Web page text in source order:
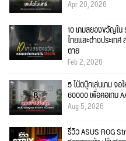
Apr 20, 2026
10 เกมสยองขวัญใน
ไทยและต่างประเท
ตาย
Feb 2, 2026
5 โน้ตบุ๊กเล่นเกม จ
60000 เพื่อคอเกม
Aug 5, 2026
รีวิว ASUS ROG